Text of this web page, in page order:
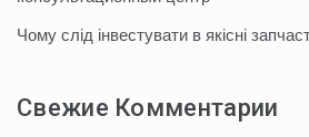
Чому слід інвестувати в якісні
Свежие Комментарии